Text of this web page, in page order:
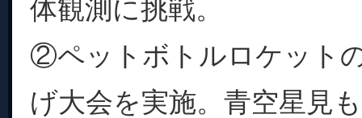
体観測に挑戦。
②ペットボトルロケット
げ大会を実施。青空星見